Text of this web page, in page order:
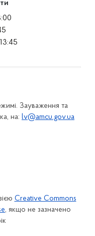
Зауваження та
на: lv@amcu.gov.ua
Creative Commons
, якщо не зазначено